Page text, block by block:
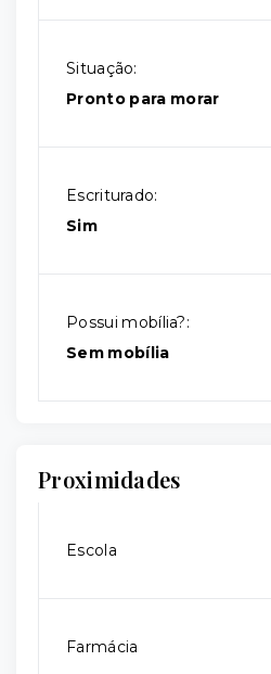
Situação:
Pronto para morar
Escriturado:
Sim
Possui mobília?:
Sem mobília
Proximidades
Escola
Farmácia